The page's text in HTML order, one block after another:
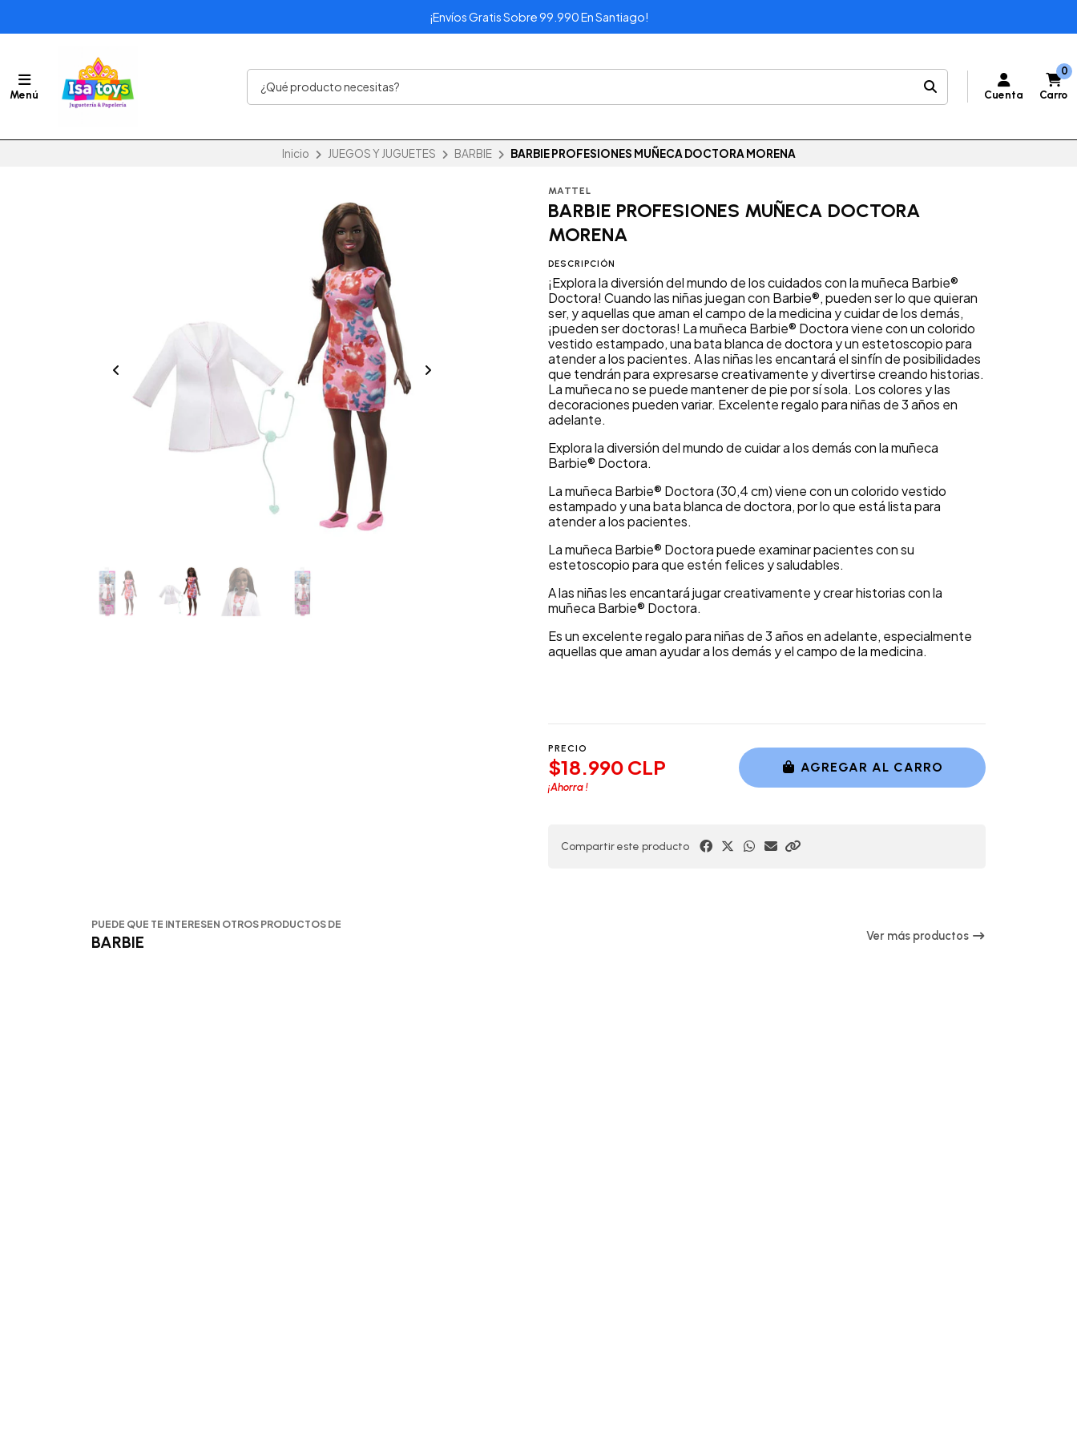
¡Envíos Gratis Sobre 99.990 En Santiago!
Menú Cuenta
0
Carro
Inicio JUEGOS Y JUGUETES BARBIE BARBIE PROFESIONES MUÑECA DOCTORA MORENA
MATTEL
BARBIE PROFESIONES MUÑECA DOCTORA
MORENA
DESCRIPCIÓN
¡Explora la diversión del mundo de los cuidados con la muñeca Barbie®
Doctora! Cuando las niñas juegan con Barbie®, pueden ser lo que quieran
ser, y aquellas que aman el campo de la medicina y cuidar de los demás,
¡pueden ser doctoras! La muñeca Barbie® Doctora viene con un colorido
vestido estampado, una bata blanca de doctora y un estetoscopio para
atender a los pacientes. A las niñas les encantará el sinfín de posibilidades
que tendrán para expresarse creativamente y divertirse creando historias.
La muñeca no se puede mantener de pie por sí sola. Los colores y las
decoraciones pueden variar. Excelente regalo para niñas de 3 años en
adelante.
Explora la diversión del mundo de cuidar a los demás con la muñeca
Barbie® Doctora.
La muñeca Barbie® Doctora (30,4 cm) viene con un colorido vestido
estampado y una bata blanca de doctora, por lo que está lista para
atender a los pacientes.
La muñeca Barbie® Doctora puede examinar pacientes con su
estetoscopio para que estén felices y saludables.
A las niñas les encantará jugar creativamente y crear historias con la
muñeca Barbie® Doctora.
Es un excelente regalo para niñas de 3 años en adelante, especialmente
aquellas que aman ayudar a los demás y el campo de la medicina.
PRECIO
$18.990 CLP
¡Ahorra!
AGREGAR AL CARRO
Compartir este producto
PUEDE QUE TE INTERESEN OTROS PRODUCTOS DE
BARBIE Ver más productos